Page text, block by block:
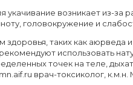
укачивание возникает из-за
головокружение и
здоровья, таких как
использовать
точек на теле,
врач-токсиколог,